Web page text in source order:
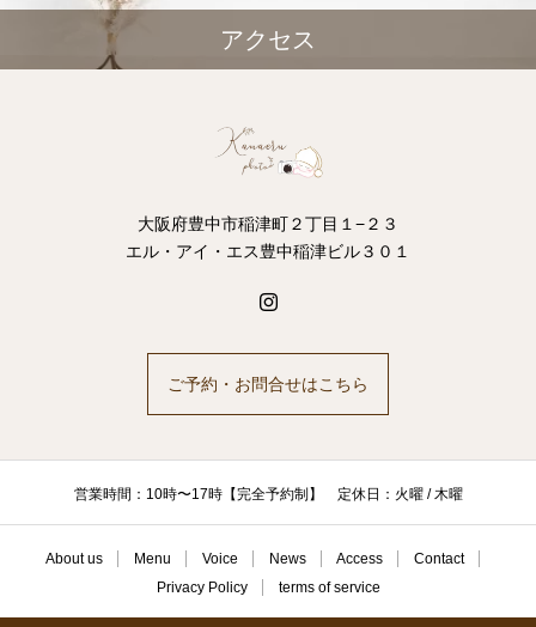
アクセス
大阪府豊中市稲津町２丁目１−２３
エル・アイ・エス豊中稲津ビル３０１
ご予約・お問合せはこちら
営業時間：10時〜17時【完全予約制】 定休日：火曜 / 木曜
About us Menu Voice News Access
Contact
Privacy Policy
terms of service